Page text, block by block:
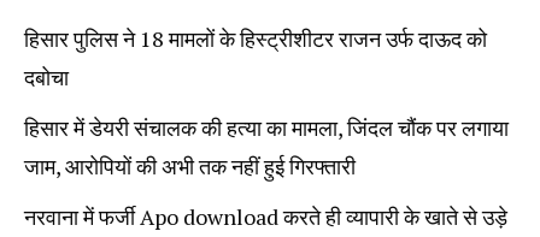
हिसार पुलिस ने 18 मामलों के हिस्ट्रीशीटर राजन उर्फ दाऊद को
दबोचा
हिसार में डेयरी संचालक की हत्या का मामला, जिंदल चौंक पर लगाया
जाम, आरोपियों की अभी तक नहीं हुई गिरफ्तारी
नरवाना में फर्जी Apo download करते ही व्यापारी के खाते से उड़े